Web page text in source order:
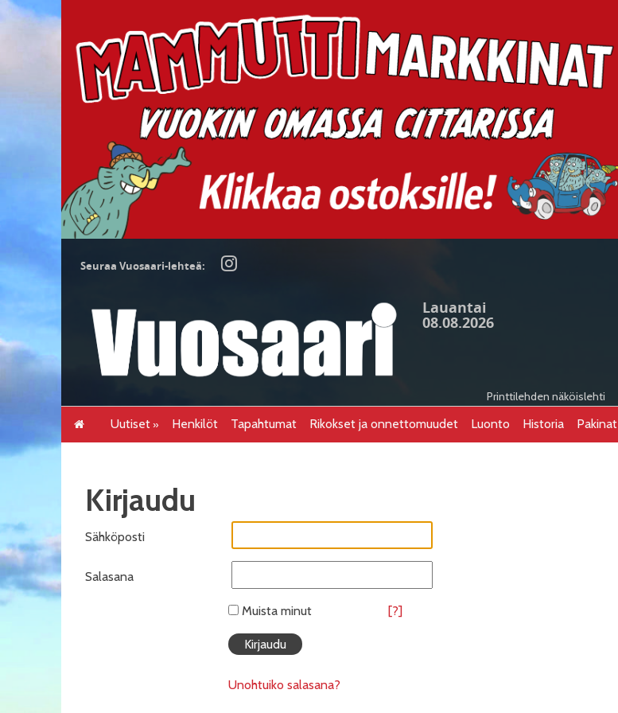
Seuraa Vuosaari-lehteä:
Lauantai
08.08.2026
Printtilehden näköislehti
Uutiset Henkilöt Tapahtumat Rikokset ja onnettomuudet Luonto Historia Pakinat
Kirjaudu
Sähköposti
Salasana
Muista minut [?]
Unohtuiko salasana?